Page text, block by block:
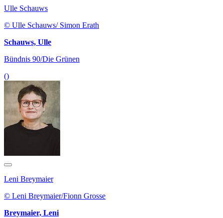
Ulle Schauws
© Ulle Schauws/ Simon Erath
Schauws, Ulle
Bündnis 90/Die Grünen
()
Leni Breymaier
© Leni Breymaier/Fionn Grosse
Breymaier, Leni